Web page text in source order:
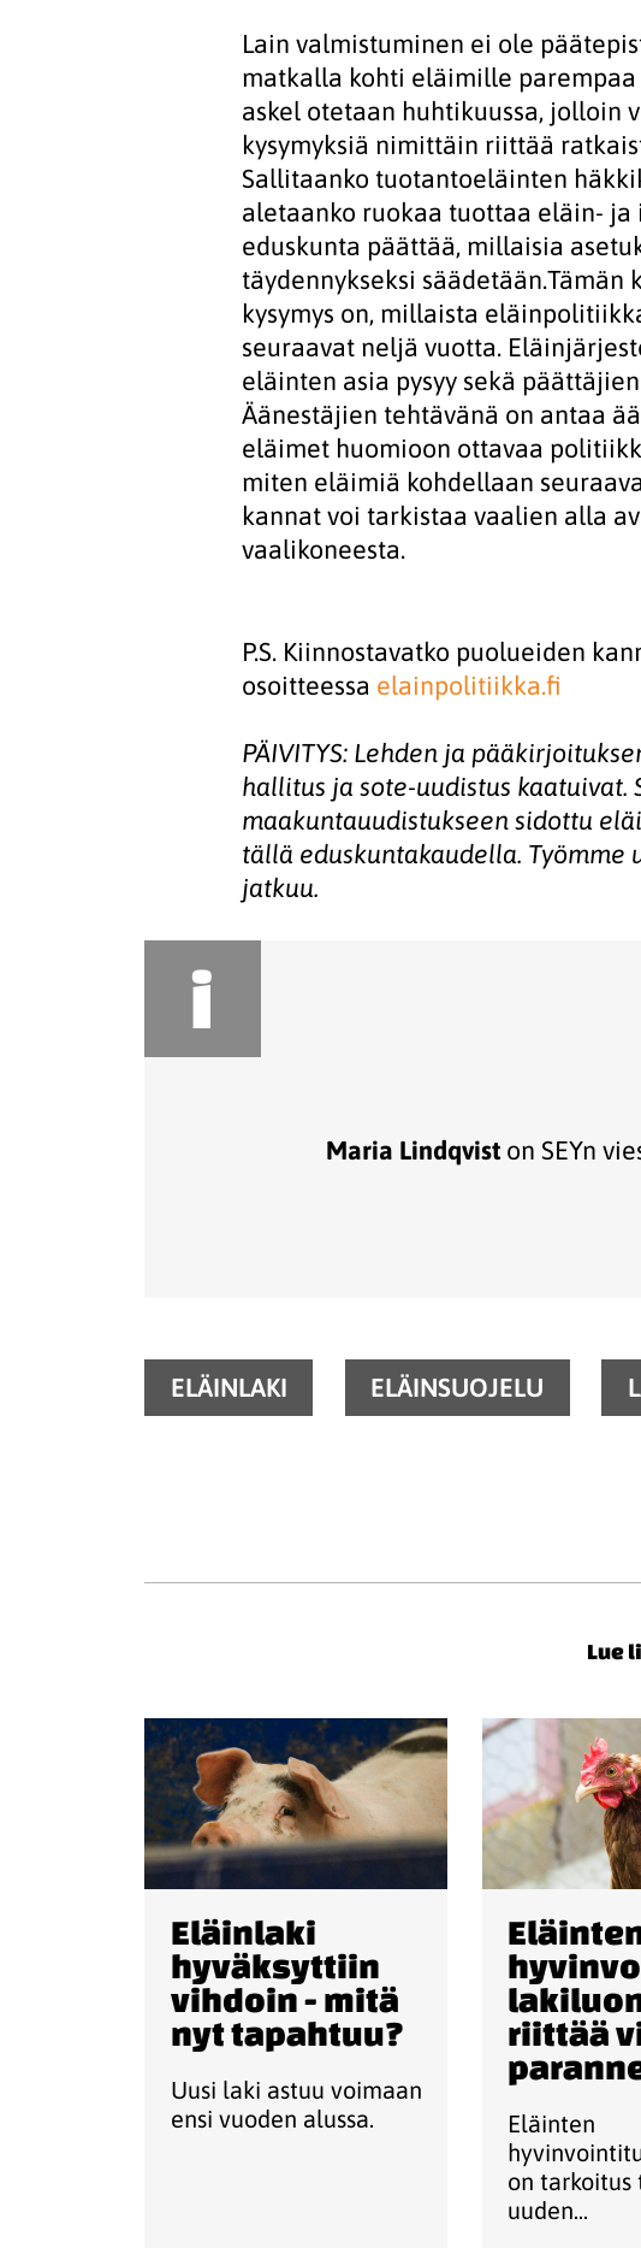
Lain valmistuminen ei ole
matkalla kohti eläimille parempaa
askel otetaan huhtikuussa, jolloin
kysymyksiä nimittäin riittää
Sallitaanko tuotantoeläinten
aletaanko ruokaa tuottaa eläin- ja
eduskunta päättää, millaisia
täydennykseksi
kysymys on, millaista
seuraavat neljä vuotta.
eläinten asia pysyy sekä
Äänestäjien tehtävänä on antaa
eläimet huomioon ottavaa
miten eläimiä kohdellaan
kannat voi tarkistaa vaalien alla
vaalikoneesta.
P.S. Kiinnostavatko puolueiden
osoitteessa elainpolitiikka.fi
PÄIVITYS: Lehden ja
hallitus ja sote-uudistus kaatuivat.
maakuntauudistukseen sidottu
tällä eduskuntakaudella.
jatkuu.
i
Maria Lindqvist on SEYn
ELÄINLAKI ELÄINSUOJELU
Lue
Eläinlaki
hyväksyttiin
vihdoin - mitä
nyt tapahtuu?
Uusi laki astuu voimaan
ensi vuoden alussa.
riittää
Eläinten
on tarkoitus
uuden...